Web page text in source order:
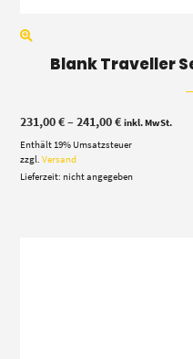
Blank Traveller
231,00€–241,00€Preisspanne:
bis
inkl. MwSt.
Enthält 19% Umsatzsteuer
zzgl.Versand
Lieferzeit: nicht angegeben